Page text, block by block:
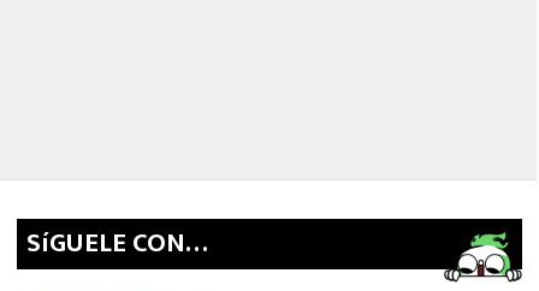
SíGUELE CON…